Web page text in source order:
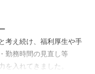
後に相談できることが
るので、
多数在籍しています♪
考え続け、福利厚生や手
勤務時間の見直し等
を入れてきました。